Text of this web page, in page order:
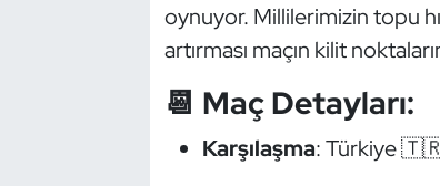
oynuyor. Millilerimizin topu
artırması maçın kilit
📆 Maç Detayları:
Karşılaşma: Türkiye
Özel Sporcular